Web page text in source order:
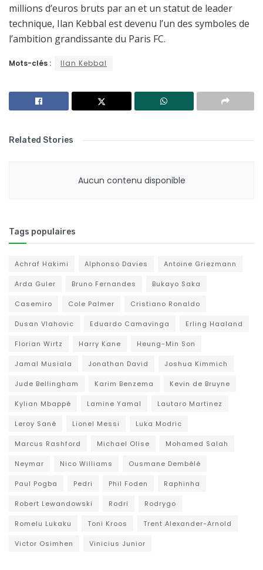
millions d’euros bruts par an et un statut de leader
technique, Ilan Kebbal est devenu l’un des symboles de
l’ambition grandissante du Paris FC.
Mots-clés : Ilan Kebbal
Related Stories
Aucun contenu disponible
Tags populaires
Achraf Hakimi Alphonso Davies Antoine Griezmann
Arda Guler Bruno Fernandes Bukayo Saka
Casemiro Cole Palmer Cristiano Ronaldo
Dusan Vlahovic Eduardo Camavinga Erling Haaland
Florian Wirtz Harry Kane Heung-Min Son
Jamal Musiala Jonathan David Joshua Kimmich
Jude Bellingham Karim Benzema Kevin de Bruyne
Kylian Mbappé Lamine Yamal Lautaro Martinez
Leroy Sané Lionel Messi Luka Modric
Marcus Rashford Michael Olise Mohamed Salah
Neymar Nico Williams Ousmane Dembélé
Paul Pogba Pedri Phil Foden Raphinha
Robert Lewandowski Rodri Rodrygo
Romelu Lukaku Toni Kroos Trent Alexander-Arnold
Victor Osimhen Vinicius Junior